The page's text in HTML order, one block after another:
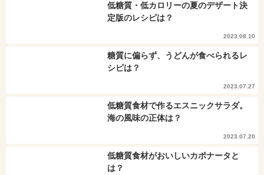
低糖質・低カロリーの夏のデザート決
定版のレシピは？
2023.08.10
糖質に偏らず、うどんが食べられるレ
シピは？
2023.07.27
低糖質食材で作るエスニックサラダ。
海の風味の正体は？
2023.07.20
低糖質食材がおいしいカポナータと
は？